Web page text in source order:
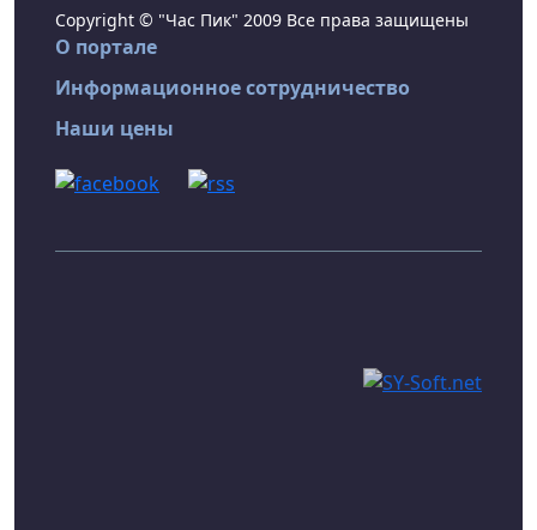
Copyright © "Час Пик" 2009 Все права защищены
О портале
Информационное сотрудничество
Наши цены